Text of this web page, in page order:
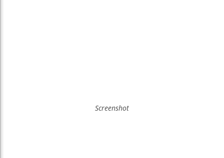
Screenshot